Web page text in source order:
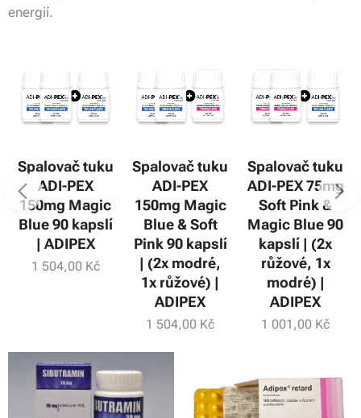
energií.
Spalovač tuku
ADI-PEX
150mg Magic
Blue 90 kapslí
| ADIPEX
1 504,00 Kč
Spalovač tuku
ADI-PEX
150mg Magic
Blue & Soft
Pink 90 kapslí
| (2x modré,
1x růžové) |
ADIPEX
1 504,00 Kč
Spalovač tuku
ADI-PEX 75mg
Soft Pink &
Magic Blue 90
kapslí | (2x
růžové, 1x
modré) |
ADIPEX
1 001,00 Kč